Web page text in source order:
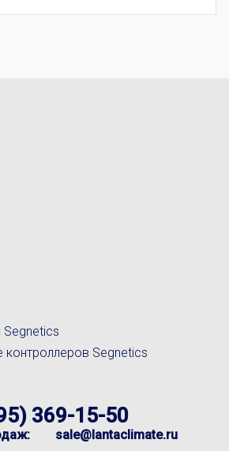
Segnetics
369-15-50
sale@lantaclimate.ru